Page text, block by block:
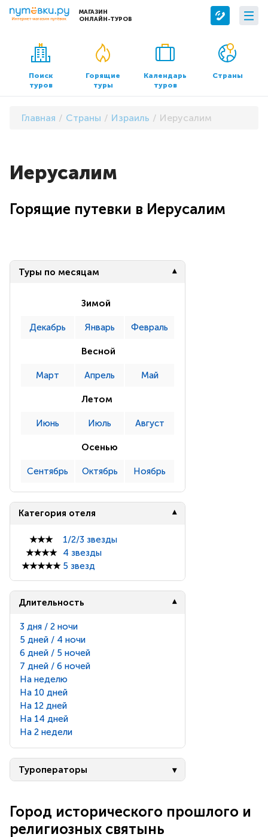
МАГАЗИН
ОНЛАЙН-ТУРОВ
Сервисы
Бронирование отелей
Трансфер
О компании
О нас
Контакты
Документы и реквизиты
Поиск
туров
Горящие
туры
Календарь
туров
Страны
Главная Страны Израиль Иерусалим
Иерусалим
Горящие путевки в Иерусалим
Туры по месяцам
Зимой
Декабрь Январь Февраль
Весной
Март Апрель Май
Летом
Июнь Июль Август
Осенью
Сентябрь Октябрь Ноябрь
Категория отеля
★★★
1/2/3 звезды
★★★★
4 звезды
★★★★★ 5 звезд
Длительность
3 дня / 2 ночи
5 дней / 4 ночи
6 дней / 5 ночей
7 дней / 6 ночей
На неделю
На 10 дней
На 12 дней
На 14 дней
На 2 недели
Туроператоры
Город исторического прошлого и
религиозных святынь